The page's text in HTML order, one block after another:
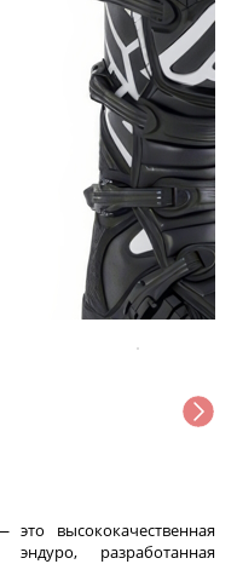
высококачественная
разработанная